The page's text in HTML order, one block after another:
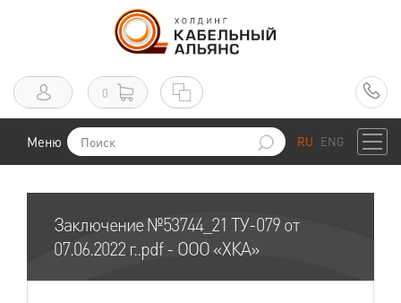
0
Меню RU ENG
Заключение №53744_21 ТУ-079 от
07.06.2022 г..pdf - ООО «ХКА»